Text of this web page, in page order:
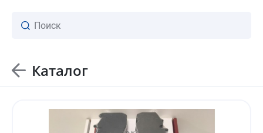
Каталог